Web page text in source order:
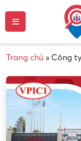
Trang chủ » Công